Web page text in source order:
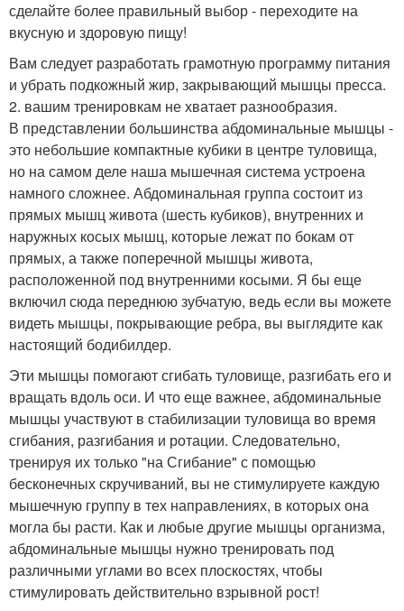
сделайте более правильный выбор - переходите на
вкусную и здоровую пищу!
Вам следует разработать грамотную программу питания
и убрать подкожный жир, закрывающий мышцы пресса.
2. вашим тренировкам не хватает разнообразия.
В представлении большинства абдоминальные мышцы -
это небольшие компактные кубики в центре туловища,
но на самом деле наша мышечная система устроена
намного сложнее. Абдоминальная группа состоит из
прямых мышц живота (шесть кубиков), внутренних и
наружных косых мышц, которые лежат по бокам от
прямых, а также поперечной мышцы живота,
расположенной под внутренними косыми. Я бы еще
включил сюда переднюю зубчатую, ведь если вы можете
видеть мышцы, покрывающие ребра, вы выглядите как
настоящий бодибилдер.
Эти мышцы помогают сгибать туловище, разгибать его и
вращать вдоль оси. И что еще важнее, абдоминальные
мышцы участвуют в стабилизации туловища во время
сгибания, разгибания и ротации. Следовательно,
тренируя их только "на Сгибание" с помощью
бесконечных скручиваний, вы не стимулируете каждую
мышечную группу в тех направлениях, в которых она
могла бы расти. Как и любые другие мышцы организма,
абдоминальные мышцы нужно тренировать под
различными углами во всех плоскостях, чтобы
стимулировать действительно взрывной рост!